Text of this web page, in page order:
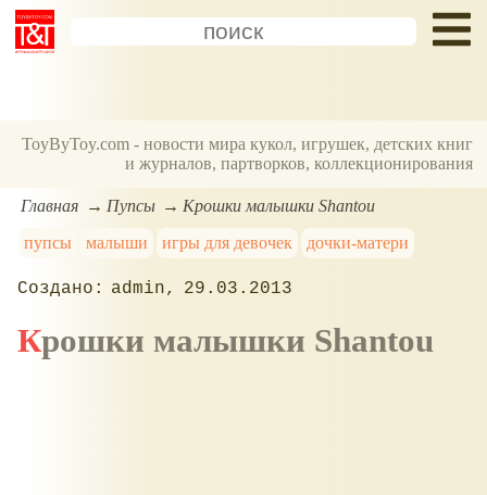
ToyByToy.com - новости мира кукол, игрушек, детских книг
и журналов, партворков, коллекционирования
Главная Пупсы
Крошки малышки Shantou
пупсы
малыши игры для девочек дочки-матери
admin 29.03.2013
Крошки малышки Shantou